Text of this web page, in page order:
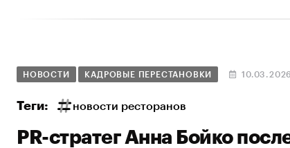
НОВОСТИ КАДРОВЫЕ ПЕРЕСТАНОВКИ 10.03.2026
Теги: новости ресторанов
PR-стратег Анна Бойко